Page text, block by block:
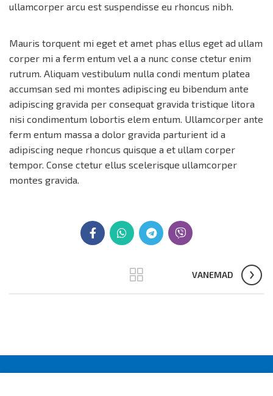
ullamcorper arcu est suspendisse eu rhoncus nibh.
Mauris torquent mi eget et amet phas ellus eget ad ullam
corper mi a ferm entum vel a a nunc conse ctetur enim
rutrum. Aliquam vestibulum nulla condi mentum platea
accumsan sed mi montes adipiscing eu bibendum ante
adipiscing gravida per consequat gravida tristique litora
nisi condimentum lobortis elem entum. Ullamcorper ante
ferm entum massa a dolor gravida parturient id a
adipiscing neque rhoncus quisque a et ullam corper
tempor. Conse ctetur ellus scelerisque ullamcorper
montes gravida.
VANEMAD